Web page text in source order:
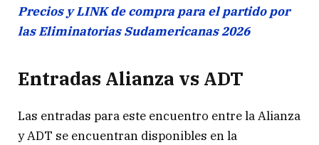
Precios y LINK de compra para el partido por
las Eliminatorias Sudamericanas 2026
Entradas Alianza vs ADT
Las entradas para este encuentro entre la Alianza
y ADT se encuentran disponibles en la